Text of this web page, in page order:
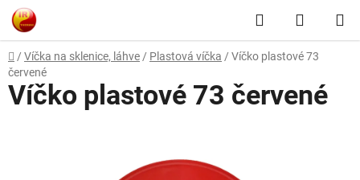
Přejít
na
obsah
Hledat
KOŠÍK
Domů
/ Víčka na sklenice, láhve / Plastová víčka / Víčko plastové 73
červené
Víčko plastové 73 červené